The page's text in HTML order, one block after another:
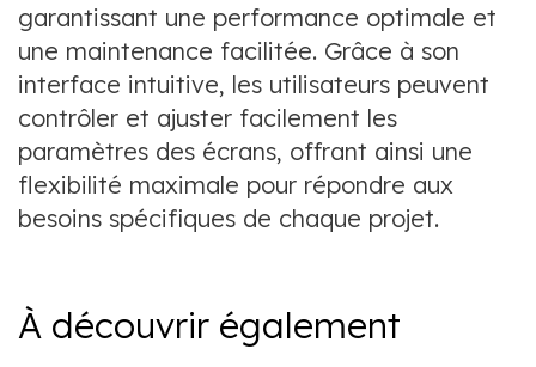
garantissant une performance optimale et
une maintenance facilitée. Grâce à son
interface intuitive, les utilisateurs peuvent
contrôler et ajuster facilement les
paramètres des écrans, offrant ainsi une
flexibilité maximale pour répondre aux
besoins spécifiques de chaque projet.
À découvrir également